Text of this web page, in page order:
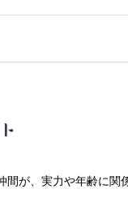
間が、実力や年齢に関